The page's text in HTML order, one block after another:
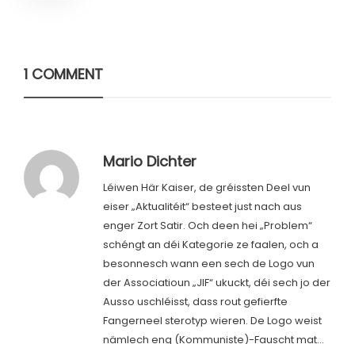
1 COMMENT
Mario Dichter
Léiwen Här Kaiser, de gréissten Deel vun
eiser „Aktualitéit“ besteet just nach aus
enger Zort Satir. Och deen hei „Problem“
schéngt an déi Kategorie ze faalen, och a
besonnesch wann een sech de Logo vun
der Associatioun „JIF“ ukuckt, déi sech jo der
Ausso uschléisst, dass rout gefierfte
Fangerneel sterotyp wieren. De Logo weist
nämlech eng (Kommuniste)-Fauscht mat…